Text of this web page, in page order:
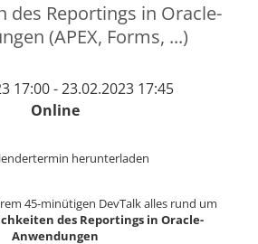
des Reportings in Oracle-
(APEX, Forms, ...)
17:00 - 23.02.2023 17:45
Online
herunterladen
45-minütigen DevTalk alles rund um
des Reportings in Oracle-
Anwendungen